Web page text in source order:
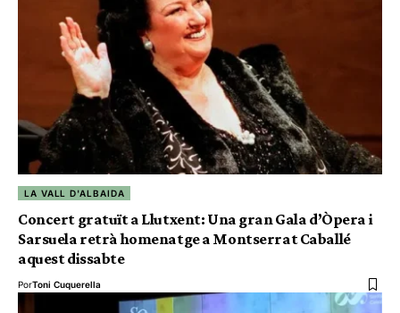
LA VALL D'ALBAIDA
Concert gratuït a Llutxent: Una gran Gala d’Òpera i
Sarsuela retrà homenatge a Montserrat Caballé
aquest dissabte
PorToni Cuquerella